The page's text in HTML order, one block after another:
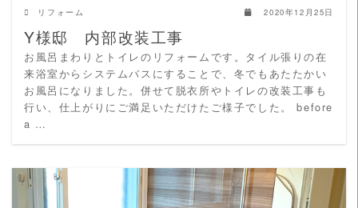
リフォーム 2020年12月25日
Y様邸 内部改装工事
お風呂まわりとトイレのリフォームです。タイル張りの在
来浴室からシステムバスにすることで、冬でもあたたかい
お風呂になりました。併せて脱衣所やトイレの改装工事も
行い、仕上がりにご満足いただけたご様子でした。 before
a …